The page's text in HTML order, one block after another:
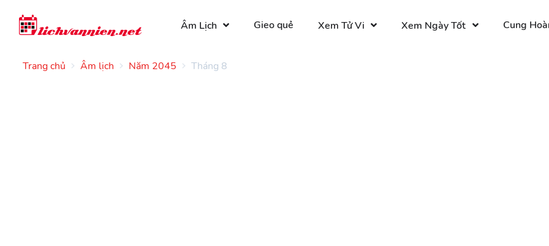
Âm Lịch Gieo quẻ Xem Tử Vi Xem Ngày Tốt Cung
Trang chủ Âm lịch Năm 2045 Tháng 8